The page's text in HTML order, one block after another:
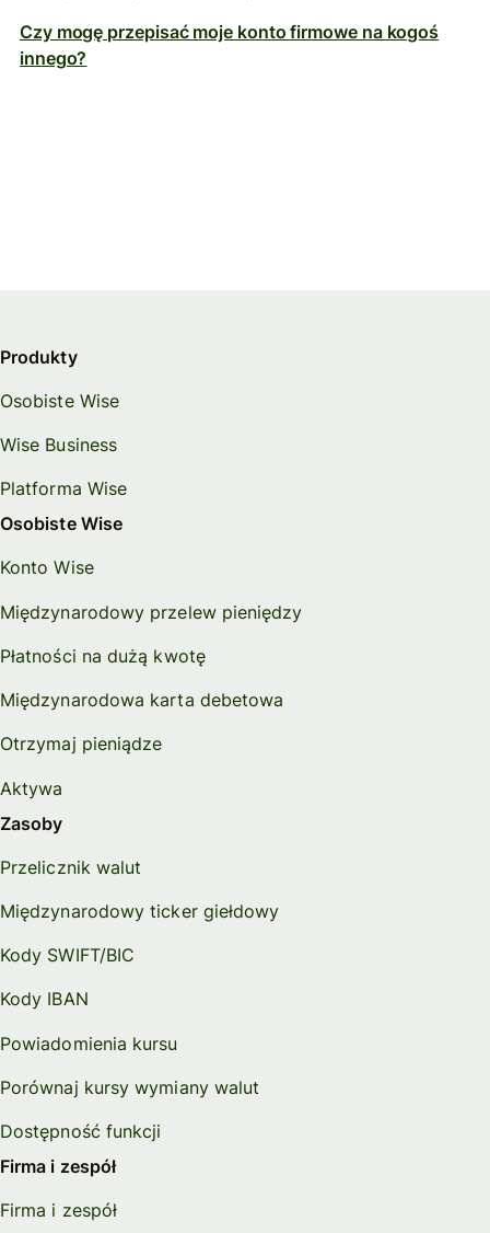
Czy mogę przepisać moje konto firmowe na kogoś
innego?
Produkty
Osobiste Wise
Wise Business
Platforma Wise
Osobiste Wise
Konto Wise
Międzynarodowy przelew pieniędzy
Płatności na dużą kwotę
Międzynarodowa karta debetowa
Otrzymaj pieniądze
Aktywa
Zasoby
Przelicznik walut
Międzynarodowy ticker giełdowy
Kody SWIFT/BIC
Kody IBAN
Powiadomienia kursu
Porównaj kursy wymiany walut
Dostępność funkcji
Firma i zespół
Firma i zespół